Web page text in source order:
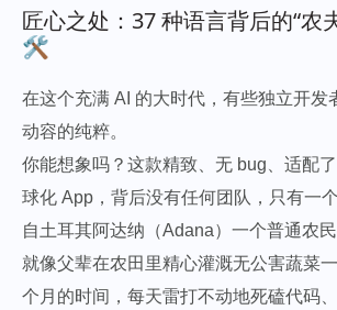
匠心之处：37 种语言背后的“农
🛠️
在这个充满 AI 的大时代，有些独立开发
动容的纯粹。
你能想象吗？这款精致、无 bug、适配了
球化 App，背后没有任何团队，只有一
自土耳其阿达纳（Adana）一个普通农
就像父辈在农田里精心灌溉无公害蔬菜
个月的时间，每天雷打不动地死磕代码